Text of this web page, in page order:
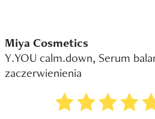
Miya Cosmetics
Y.YOU calm.down, Serum
zaczerwienienia